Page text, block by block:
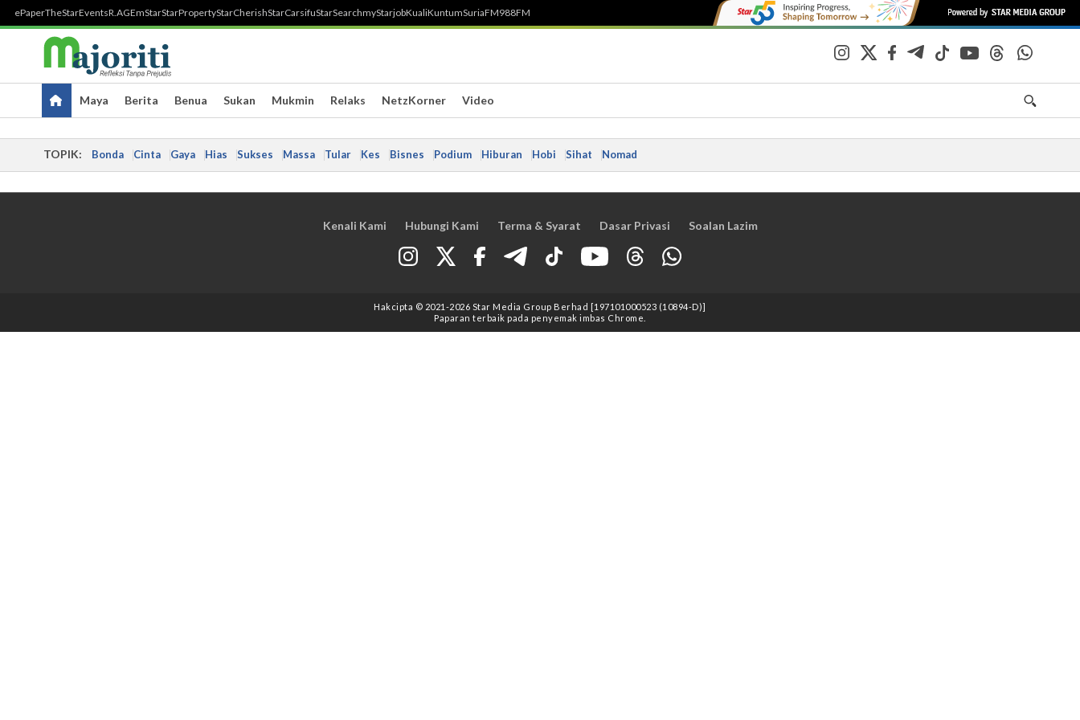
ePaperTheStarEventsR.AGEmStarStarPropertyStarCherishStarCarsifuStarSearchmyStarjobKualiKuntumSuriaFM988FM
Maya Berita Benua Sukan Mukmin Relaks NetzKorner Video
TOPIK: Bonda Cinta Gaya Hias Sukses Massa Tular Kes Bisnes Podium Hiburan Hobi Sihat Nomad
Kenali Kami Hubungi Kami Terma & Syarat Dasar Privasi Soalan Lazim
Hakcipta © 2021 -2026 Star Media Group Berhad [197101000523 (10894-D)]
Paparan terbaik pada penyemak imbas Chrome.